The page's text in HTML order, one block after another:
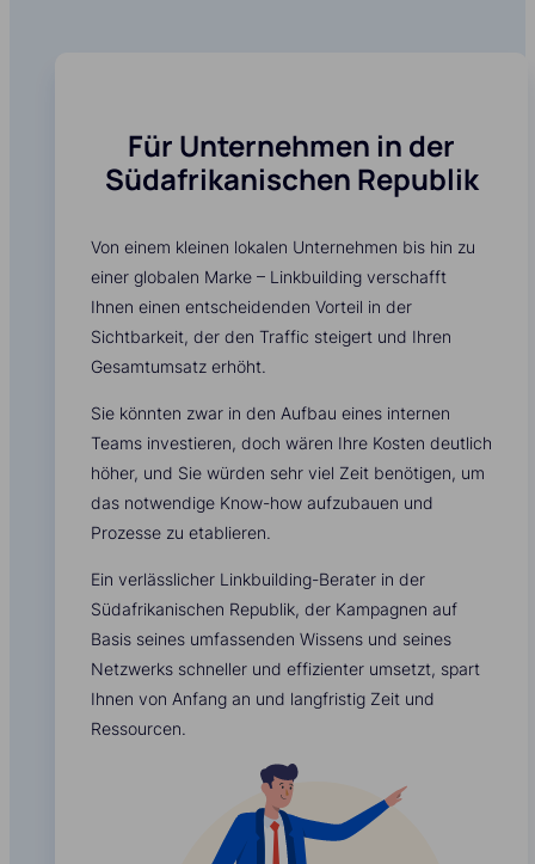
Für Unternehmen in der
Südafrikanischen Republik
Von einem kleinen lokalen Unternehmen bis hin zu
einer globalen Marke – Linkbuilding verschafft
Ihnen einen entscheidenden Vorteil in der
Sichtbarkeit, der den Traffic steigert und Ihren
Gesamtumsatz erhöht.
Sie könnten zwar in den Aufbau eines internen
Teams investieren, doch wären Ihre Kosten deutlich
höher, und Sie würden sehr viel Zeit benötigen, um
das notwendige Know-how aufzubauen und
Prozesse zu etablieren.
Ein verlässlicher Linkbuilding-Berater in der
Südafrikanischen Republik, der Kampagnen auf
Basis seines umfassenden Wissens und seines
Netzwerks schneller und effizienter umsetzt, spart
Ihnen von Anfang an und langfristig Zeit und
Ressourcen.